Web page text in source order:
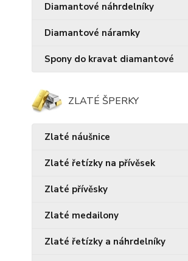
Diamantové náhrdelníky
Diamantové náramky
Spony do kravat diamantové
ZLATÉ ŠPERKY
Zlaté náušnice
Zlaté řetízky na přívěsek
Zlaté přívěsky
Zlaté medailony
Zlaté řetízky a náhrdelníky